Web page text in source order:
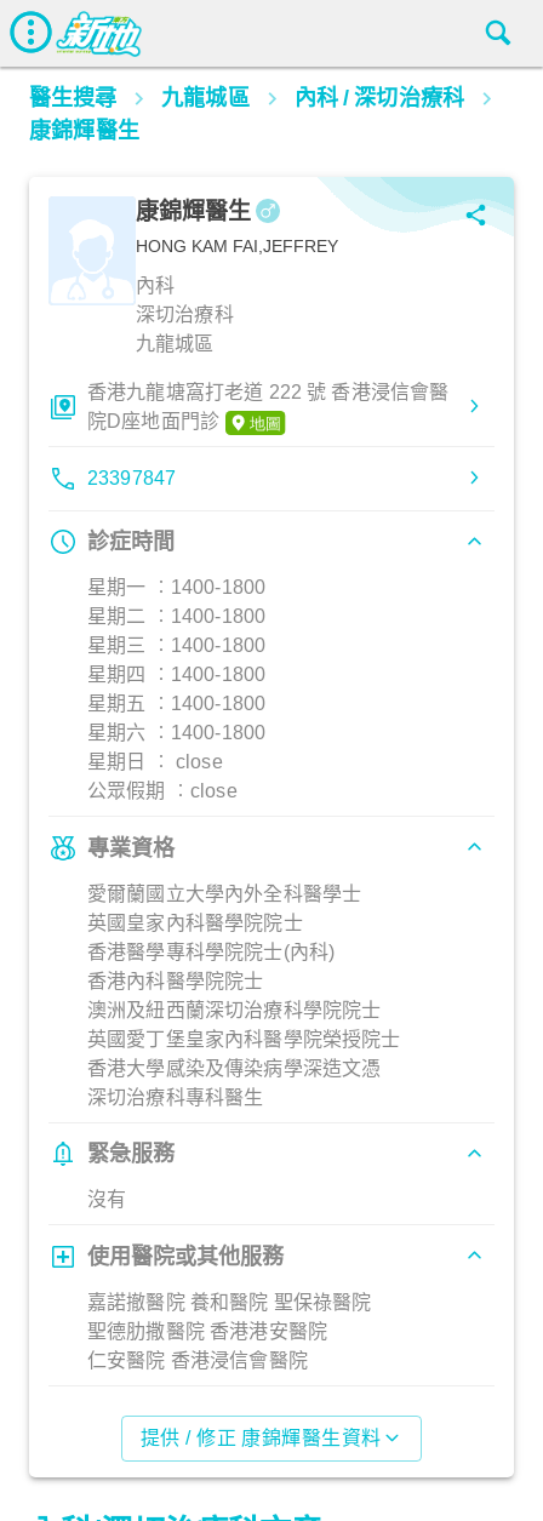
醫生搜尋 九龍城區 內科 / 深切治療科
康錦輝醫生
康錦輝醫生
HONG KAM FAI,JEFFREY
內科
深切治療科
九龍城區
香港九龍塘窩打老道 222 號 香港浸信會醫
院D座地面門診
23397847
診症時間
星期一 ︰1400-1800
星期二 ︰1400-1800
星期三 ︰1400-1800
星期四 ︰1400-1800
星期五 ︰1400-1800
星期六 ︰1400-1800
星期日 ︰ close
公眾假期 ︰close
專業資格
愛爾蘭國立大學內外全科醫學士
英國皇家內科醫學院院士
香港醫學專科學院院士(內科)
香港內科醫學院院士
澳洲及紐西蘭深切治療科學院院士
英國愛丁堡皇家內科醫學院榮授院士
香港大學感染及傳染病學深造文憑
深切治療科專科醫生
緊急服務
沒有
使用醫院或其他服務
嘉諾撤醫院 養和醫院 聖保祿醫院
聖德肋撒醫院 香港港安醫院
仁安醫院 香港浸信會醫院
提供 / 修正 康錦輝醫生資料